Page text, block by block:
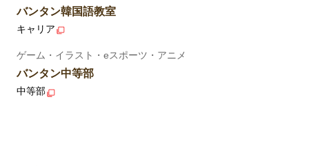
バンタン韓国語教室
キャリア
ゲーム・イラスト・eスポーツ・アニメ
バンタン中等部
中等部